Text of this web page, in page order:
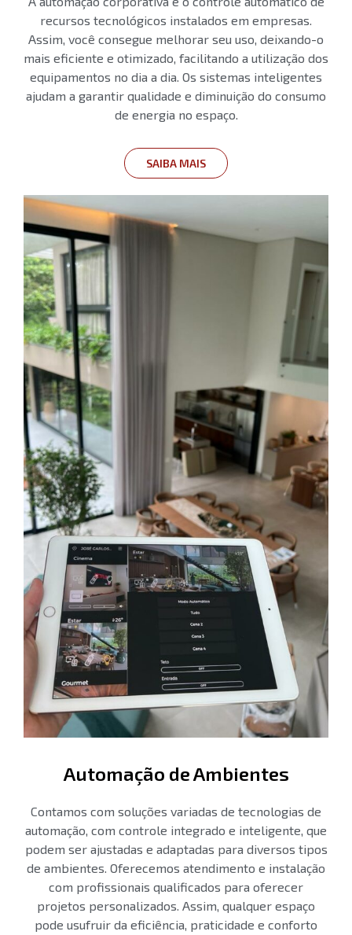
recursos tecnológicos instalados em empresas.
Assim, você consegue melhorar seu uso, deixando-o
mais eficiente e otimizado, facilitando a utilização dos
equipamentos no dia a dia. Os sistemas inteligentes
ajudam a garantir qualidade e diminuição do consumo
de energia no espaço.
SAIBA MAIS
Automação de Ambientes
Contamos com soluções variadas de tecnologias de
automação, com controle integrado e inteligente, que
podem ser ajustadas e adaptadas para diversos tipos
de ambientes. Oferecemos atendimento e instalação
com profissionais qualificados para oferecer
projetos personalizados. Assim, qualquer espaço
pode usufruir da eficiência, praticidade e conforto